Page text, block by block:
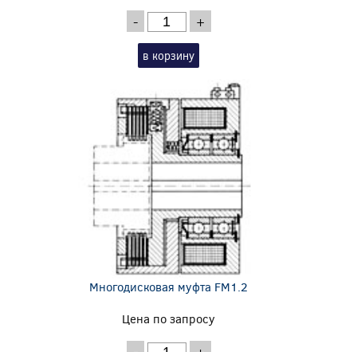
- +
в корзину
Многодисковая муфта FM1.2
Цена по запросу